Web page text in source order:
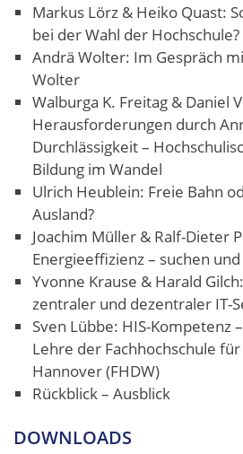
Markus Lörz & Heiko Quast:
bei der Wahl der Hochschule?
Andrä Wolter: Im Gespräch
Wolter
Walburga K. Freitag & Daniel
Herausforderungen durch
Durchlässigkeit –
Bildung im Wandel
Ulrich Heublein: Freie Bahn
Ausland?
Joachim Müller & Ralf-Dieter
Energieeffizienz – suchen
Yvonne Krause & Harald
zentraler und dezentraler IT-
Sven Lübbe: HIS-Kompetenz
Lehre der Fachhochschule
Hannover (FHDW)
Rückblick – Ausblick
DOWNLOADS